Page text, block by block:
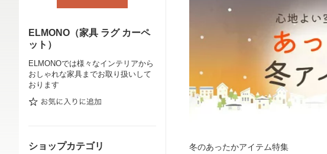
ELMONO（家具 ラグ カーペ
ット）
ELMONOでは様々なインテリアから
おしゃれな家具までお取り扱いして
おります
ショップカテゴリ 冬のあったかアイテム特集